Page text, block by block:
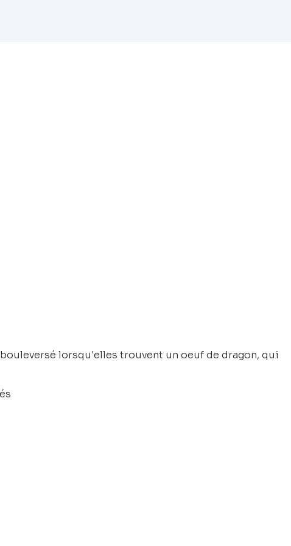
lorsqu'elles trouvent un oeuf de dragon, qui